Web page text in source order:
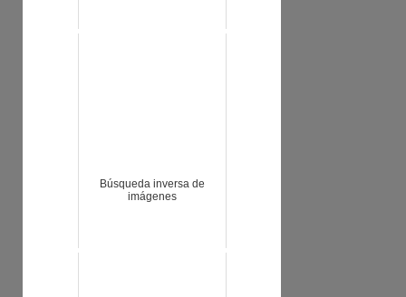
Búsqueda inversa de
imágenes